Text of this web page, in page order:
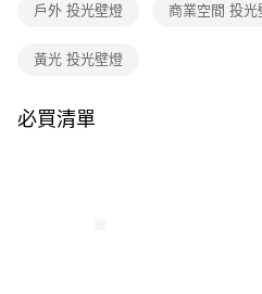
※ 交易是否成功請以「AFTEE先享後付
客戶支援中心」https://
１．透過由恩沛科技股份有限公司提供
戶外 投光壁燈 商業空間 投光
黃光 投光壁燈
必買清單